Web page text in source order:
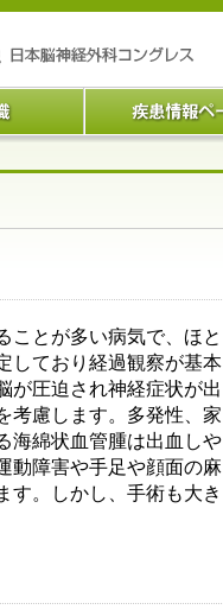
ことが多い病気で、ほと
しており経過観察が基本
が圧迫され神経症状が出
考慮します。多発性、家
海綿状血管腫は出血しや
動障害や手足や顔面の麻
す。しかし、手術も大き